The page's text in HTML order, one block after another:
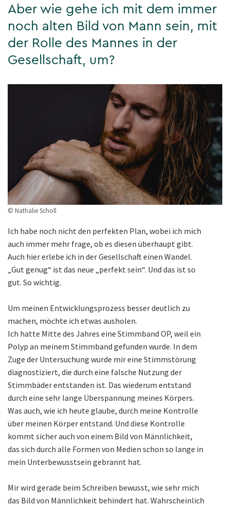
Aber wie gehe ich mit dem immer
noch alten Bild von Mann sein, mit
der Rolle des Mannes in der
Gesellschaft, um?
© Nathalie Scholl
Ich habe noch nicht den perfekten Plan, wobei ich mich
auch immer mehr frage, ob es diesen überhaupt gibt.
Auch hier erlebe ich in der Gesellschaft einen Wandel.
„Gut genug“ ist das neue „perfekt sein“. Und das ist so
gut. So wichtig.
Um meinen Entwicklungsprozess besser deutlich zu
machen, möchte ich etwas ausholen.
Ich hatte Mitte des Jahres eine Stimmband OP, weil ein
Polyp an meinem Stimmband gefunden wurde. In dem
Zuge der Untersuchung wurde mir eine Stimmstörung
diagnostiziert, die durch eine falsche Nutzung der
Stimmbäder entstanden ist. Das wiederum entstand
durch eine sehr lange Überspannung meines Körpers.
Was auch, wie ich heute glaube, durch meine Kontrolle
über meinen Körper entstand. Und diese Kontrolle
kommt sicher auch von einem Bild von Männlichkeit,
das sich durch alle Formen von Medien schon so lange in
mein Unterbewusstsein gebrannt hat.
Mir wird gerade beim Schreiben bewusst, wie sehr mich
das Bild von Männlichkeit behindert hat. Wahrscheinlich